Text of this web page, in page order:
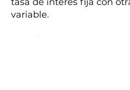
variable.